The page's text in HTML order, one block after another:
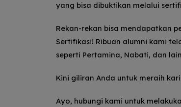
yang bisa dibuktikan melalui
Rekan-rekan bisa mendapatkan
Sertifikasi! Ribuan alumni kami
seperti Pertamina, Nabati, dan
Kini giliran Anda untuk meraih
Ayo, hubungi kami untuk